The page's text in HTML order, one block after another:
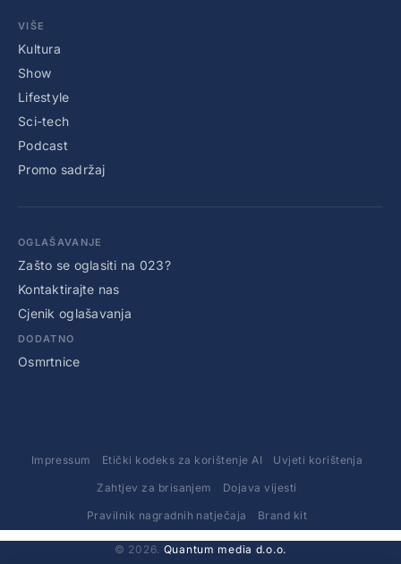
VIŠE
Kultura
Show
Lifestyle
Sci-tech
Podcast
Promo sadržaj
OGLAŠAVANJE
Zašto se oglasiti na 023?
Kontaktirajte nas
Cjenik oglašavanja
DODATNO
Osmrtnice
Impressum Etički kodeks za korištenje AI Uvjeti korištenja
Zahtjev za brisanjem Dojava vijesti
Pravilnik nagradnih natječaja Brand kit
© 2026. Quantum media d.o.o.